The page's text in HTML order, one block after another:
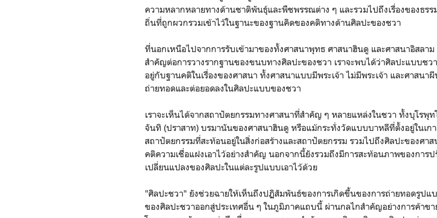
ความหลากหลายทางด้านชาติพันธุ์และพืชพรรณต่าง ๆ และรวมไปถึงเรื่องของธรร
ถิ่นที่ถูกผวกรวมเข้าไว้ในฐานะของฐานคิดของคติทางด้านศิลปะของชวา
ที่นอกเหนือไปจากการรับเข้ามาของทั้งศาสนาพุทธ ศาสนาฮินดู และศาสนาอิสลา
สำคัญต่อการวางรากฐานของขนบทางศิลปะของชวา เราจะพบได้ว่าศิลปะแบบชว
อยู่กับฐานคติในเรื่องของศาสนา ทั้งศาสนาแบบมีพระเจ้า ไม่มีพระเจ้า และศาสนา
ถ่ายทอดและต่อยอดลงในศิลปะแบบของชวา
เราจะเห็นได้จากสถาปัตยกรรมทางศาสนาที่สำคัญ ๆ หลายแหล่งในชวา ทั้งบุโรพุ
จันทิ (ปราสาท) บรมานันของศาสนาฮินดู หรือแม้กระทั่งวัดแบบบาหลีที่ตั้งอยู่ในเกา
สถาปัตยกรรมที่สะท้อนอยู่ในสิ่งก่อสร้างและสถาปัตยกรรม รวมไปถึงศิลปะของศา
คติความเชื่อแฝงเอาไว้อย่างสำคัญ นอกจากนี้ยังรวมถึงมีการสะท้อนภาพของการ
เปลี่ยนแปลงของศิลปะในแต่ละรูปแบบเอาไว้ด้วย
"ศิลปะชวา" ยังช่วยฉายให้เห็นถึงปฏิสัมพันธ์ของการเกิดขึ้นของการถ่ายทอดรูปแ
ของศิลปะชวาออกสู่ประเทศอื่น ๆ ในภูมิภาคแถบนี้ ผ่านกลไกสำคัญอย่างการค้าข